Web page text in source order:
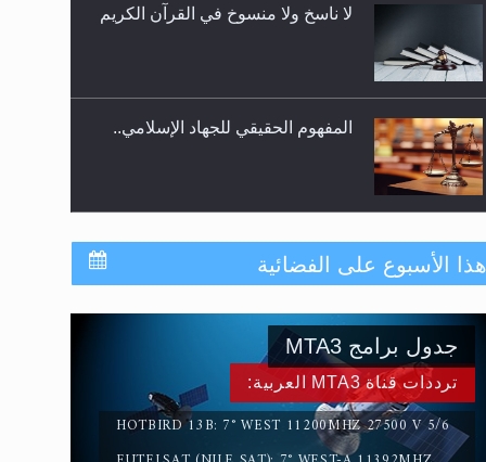
حقيقة المسيح الدجال
هذا الأسبوع على الفضائية
ترددات قناة MTA3 العربية:
HOTBIRD 13B: 7° WEST 11200MHZ 27500 V 5/6
جدول برامج MTA3